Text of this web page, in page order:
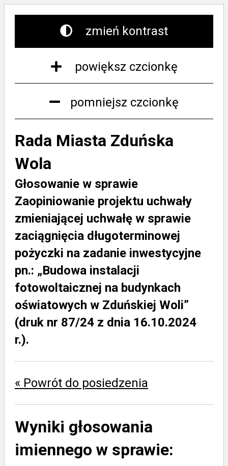
zmień kontrast
powiększ czcionkę
pomniejsz czcionkę
Rada Miasta Zduńska
Wola
Głosowanie w sprawie
Zaopiniowanie projektu uchwały
zmieniającej uchwałę w sprawie
zaciągnięcia długoterminowej
pożyczki na zadanie inwestycyjne
pn.: „Budowa instalacji
fotowoltaicznej na budynkach
oświatowych w Zduńskiej Woli”
(druk nr 87/24 z dnia 16.10.2024
r.).
« Powrót do posiedzenia
Wyniki głosowania
imiennego w sprawie: